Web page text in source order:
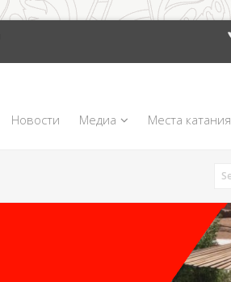
Новости Медиа Места катания